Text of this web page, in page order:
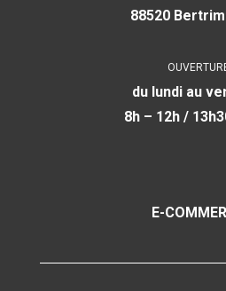
88520
du lundi au
8h – 12h /
E-